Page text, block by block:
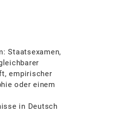
Staatsexamen,
empirischer
oder einem
in Deutsch